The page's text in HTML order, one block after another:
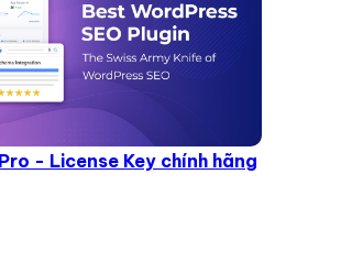
- License Key chính hãng